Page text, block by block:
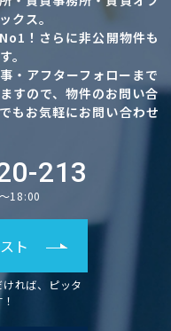
クス。
！さらに非公開物件も
。
・アフターフォローまで
すので、物件のお問い合
もお気軽にお問い合わせ
213
18:00
ト
れば、ピッタ